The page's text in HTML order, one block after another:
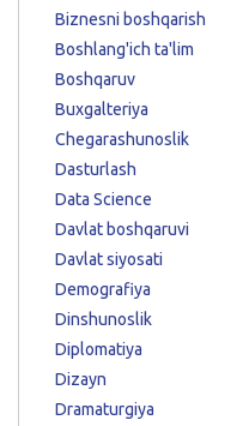
Biznesni boshqarish
Boshlang'ich ta'lim
Boshqaruv
Buxgalteriya
Chegarashunoslik
Dasturlash
Data Science
Davlat boshqaruvi
Davlat siyosati
Demografiya
Dinshunoslik
Diplomatiya
Dizayn
Dramaturgiya